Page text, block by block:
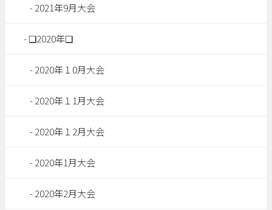
2021年9月大会
❏2020年❏
2020年１0月大会
2020年１1月大会
2020年１2月大会
2020年1月大会
2020年2月大会